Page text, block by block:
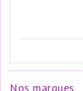
Nos marques